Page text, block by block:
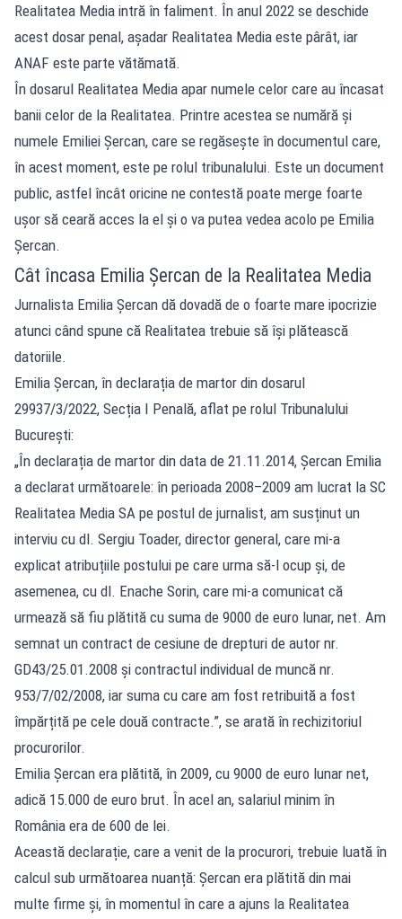
Realitatea Media intră în faliment. În anul 2022 se deschide
acest dosar penal, așadar Realitatea Media este pârât, iar
ANAF este parte vătămată.
În dosarul Realitatea Media apar numele celor care au încasat
banii celor de la Realitatea. Printre acestea se numără și
numele Emiliei Șercan, care se regăsește în documentul care,
în acest moment, este pe rolul tribunalului. Este un document
public, astfel încât oricine ne contestă poate merge foarte
ușor să ceară acces la el și o va putea vedea acolo pe Emilia
Șercan.
Cât încasa Emilia Șercan de la Realitatea Media
Jurnalista Emilia Șercan dă dovadă de o foarte mare ipocrizie
atunci când spune că Realitatea trebuie să își plătească
datoriile.
Emilia Șercan, în declarația de martor din dosarul
29937/3/2022, Secția I Penală, aflat pe rolul Tribunalului
București:
„În declarația de martor din data de 21.11.2014, Șercan Emilia
a declarat următoarele: în perioada 2008–2009 am lucrat la SC
Realitatea Media SA pe postul de jurnalist, am susținut un
interviu cu dl. Sergiu Toader, director general, care mi-a
explicat atribuțiile postului pe care urma să-l ocup și, de
asemenea, cu dl. Enache Sorin, care mi-a comunicat că
urmează să fiu plătită cu suma de 9000 de euro lunar, net. Am
semnat un contract de cesiune de drepturi de autor nr.
GD43/25.01.2008 și contractul individual de muncă nr.
953/7/02/2008, iar suma cu care am fost retribuită a fost
împărțită pe cele două contracte.”, se arată în rechizitoriul
procurorilor.
Emilia Șercan era plătită, în 2009, cu 9000 de euro lunar net,
adică 15.000 de euro brut. În acel an, salariul minim în
România era de 600 de lei.
Această declarație, care a venit de la procurori, trebuie luată în
calcul sub următoarea nuanță: Șercan era plătită din mai
multe firme și, în momentul în care a ajuns la Realitatea